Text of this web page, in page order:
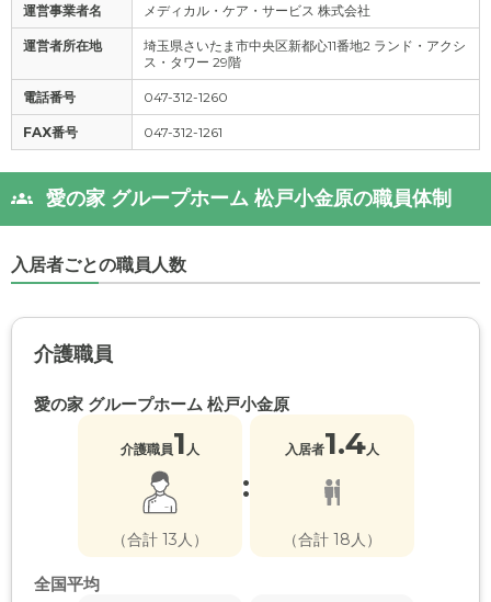
運営事業者名 メディカル・ケア・サービス 株式会社
運営者所在地
埼玉県さいたま市中央区新都心11番地2 ランド・アクシ
ス・タワー 29階
電話番号 047-312-1260
FAX番号 047-312-1261
愛の家 グループホーム 松戸小金原の職員体制
入居者ごとの職員人数
介護職員
愛の家 グループホーム 松戸小金原
介護職員1 人
（合計 13人）
:
入居者1.4人
（合計 18人）
全国平均